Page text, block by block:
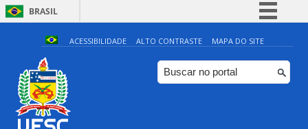
BRASIL
Simplifique!
Comunica BR
Participe
ACESSIBILIDADE ALTO CONTRASTE MAPA DO SITE